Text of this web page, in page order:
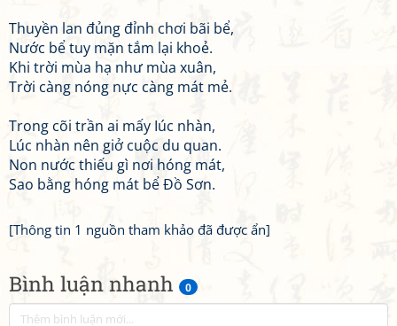
Bình luận nhanh 0
Thuyền lan đủng đỉnh chơi bãi bể,
Nước bể tuy mặn tắm lại khoẻ.
Khi trời mùa hạ như mùa xuân,
Trời càng nóng nực càng mát mẻ.
Trong cõi trần ai mấy Iúc nhàn,
Lúc nhàn nên giở cuộc du quan.
Non nước thiếu gì nơi hóng mát,
Sao bằng hóng mát bể Đồ Sơn.
[Thông tin 1 nguồn tham khảo đã được ẩn]